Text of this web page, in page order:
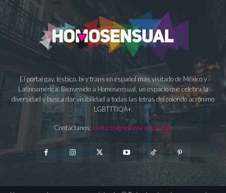
El portal gay, lésbico, bi y trans en español más visitado de México y
Latinoamérica. Bienvenido a Homosensual, un espacio que celebra la
diversidad y busca dar visibilidad a todas las letras del colorido acrónimo
LGBTTTIQA+.
Contáctanos: contacto@homosensual.com